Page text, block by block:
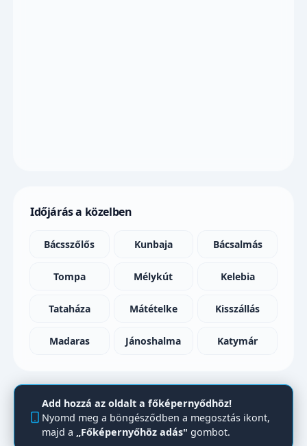
Időjárás a közelben
Bácsszőlős Kunbaja Bácsalmás
Tompa Mélykút Kelebia
Tataháza Mátételke Kisszállás
Madaras Jánoshalma Katymár
Add hozzá az oldalt a főképernyődhöz!
Nyomd meg a böngésződben a megosztás ikont,
majd a
„Főképernyőhöz adás" gombot.